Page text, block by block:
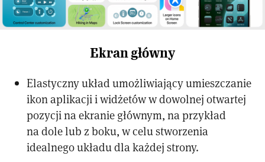
Ekran główny
Elastyczny układ umożliwiający umieszczanie
ikon aplikacji i widżetów w dowolnej otwartej
pozycji na ekranie głównym, na przykład
na dole lub z boku, w celu stworzenia
idealnego układu dla każdej strony.